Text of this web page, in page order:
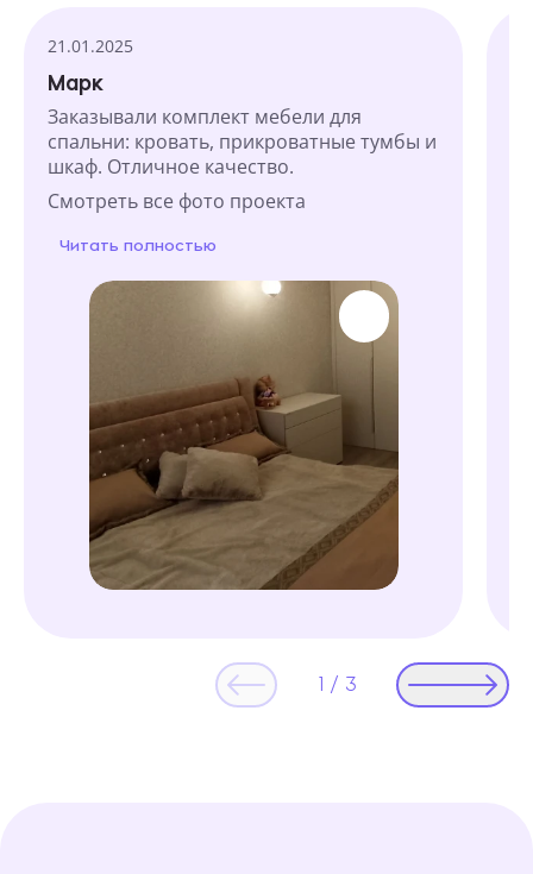
21.01.2025
Марк
Заказывали комплект мебели для
спальни: кровать, прикроватные тумбы и
шкаф. Отличное качество.
Смотреть все фото проекта
Читать полностью
1 / 3